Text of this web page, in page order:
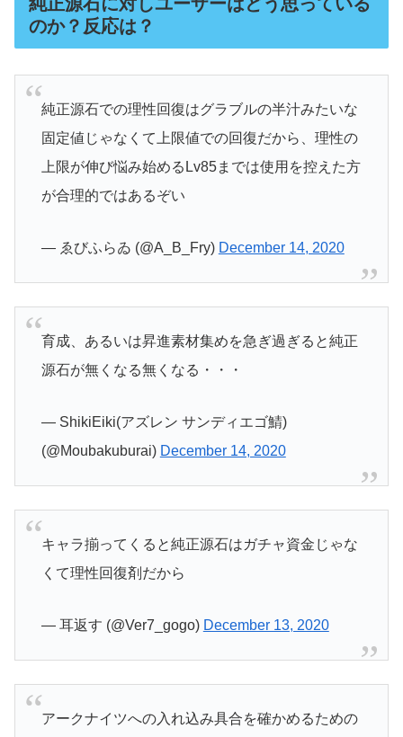
のか？反応は？
純正源石での理性回復はグラブルの半汁みたいな
固定値じゃなくて上限値での回復だから、理性の
上限が伸び悩み始めるLv85までは使用を控えた方
が合理的ではあるぞい
— ゑびふらゐ (@A_B_Fry) December 14, 2020
育成、あるいは昇進素材集めを急ぎ過ぎると純正
源石が無くなる無くなる・・・
— ShikiEiki(アズレン サンディエゴ鯖)
(@Moubakuburai) December 14, 2020
キャラ揃ってくると純正源石はガチャ資金じゃな
くて理性回復剤だから
— 耳返す (@Ver7_gogo) December 13, 2020
アークナイツへの入れ込み具合を確かめるための